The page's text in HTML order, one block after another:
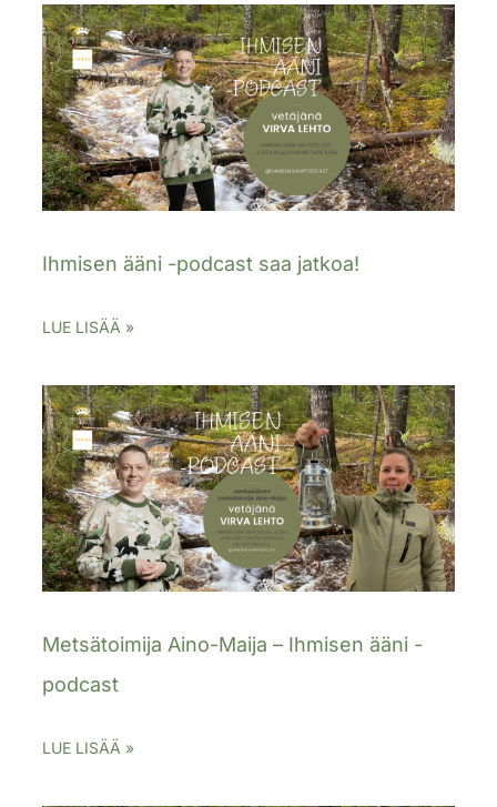
Ihmisen ääni -podcast saa jatkoa!
LUE LISÄÄ »
Metsätoimija Aino-Maija – Ihmisen ääni -
podcast
LUE LISÄÄ »